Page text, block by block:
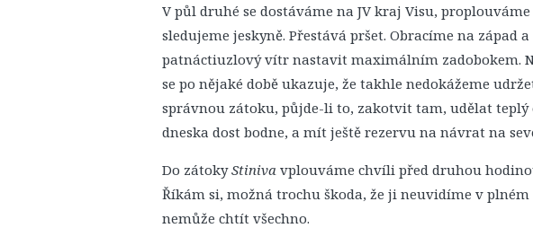
V půl druhé se dostáváme na JV kraj Visu,
sledujeme jeskyně. Přestává pršet. Obracíme na západ
patnáctiuzlový vítr nastavit maximálním zadobokem.
se po nějaké době ukazuje, že takhle nedokážeme
správnou zátoku, půjde-li to, zakotvit tam, udělat teplý
dneska dost bodne, a mít ještě rezervu na návrat na
Do zátokyStiniva vplouváme chvíli před druhou
Říkám si, možná trochu škoda, že ji neuvidíme v
nemůže chtít všechno.